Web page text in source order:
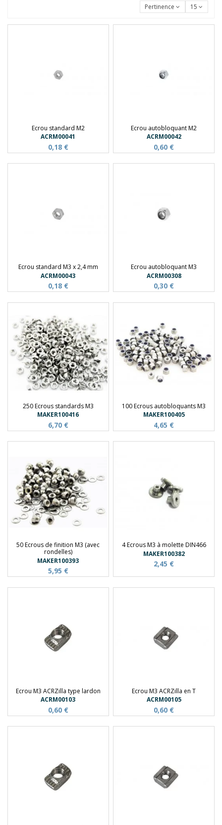
Pertinence 15
Ecrou standard M2
ACRM00041
0,18 €
Ecrou autobloquant M2
ACRM00042
0,60 €
Ecrou standard M3 x 2,4 mm
ACRM00043
0,18 €
Ecrou autobloquant M3
ACRM00308
0,30 €
250 Ecrous standards M3
MAKER100416
6,70 €
100 Ecrous autobloquants M3
MAKER100405
4,65 €
50 Ecrous de finition M3 (avec
rondelles)
MAKER100393
5,95 €
4 Ecrous M3 à molette DIN466
MAKER100382
2,45 €
Ecrou M3 ACRZilla type lardon
ACRM00103
0,60 €
Ecrou M3 ACRZilla en T
ACRM00105
0,60 €